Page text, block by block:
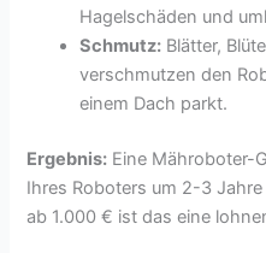
Hagelschäden und
Schmutz: Blätter,
verschmutzen den
einem Dach parkt.
Ergebnis: Eine Mähroboter-
Ihres Roboters um 2-3
ab 1.000 € ist das eine